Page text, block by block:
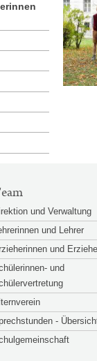
und Verwaltung
und Lehrer
und
und
-